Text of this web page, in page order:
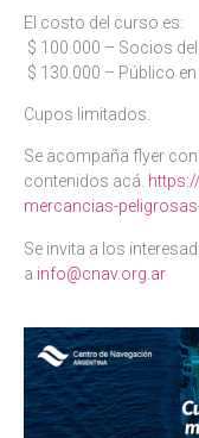
El costo del curso es:
$ 100.000 – Socios
$ 130.000 – Público en
Cupos limitados.
Se acompaña flyer
contenidos acá.
mercancias-
Se invita a los
a info@cnav.org.ar